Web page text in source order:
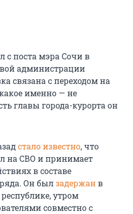
с поста мэра Сочи в
администрации
связана с переходом на
именно — не
главы города-курорта он
стало известно, что
на СВО и принимает
в составе
Он былзадержанв
утром
совместно с